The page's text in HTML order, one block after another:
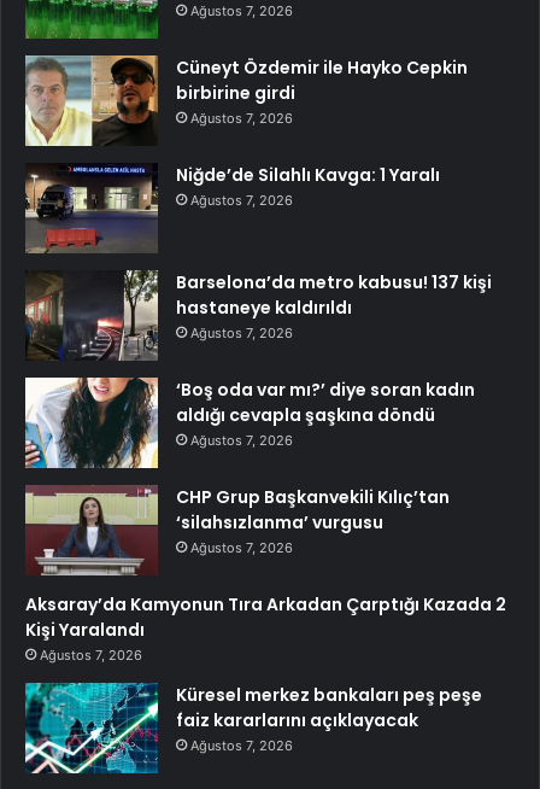
Ağustos 7, 2026
Cüneyt Özdemir ile Hayko Cepkin
birbirine girdi
Ağustos 7, 2026
Niğde’de Silahlı Kavga: 1 Yaralı
Ağustos 7, 2026
Barselona’da metro kabusu! 137 kişi
hastaneye kaldırıldı
Ağustos 7, 2026
‘Boş oda var mı?’ diye soran kadın
aldığı cevapla şaşkına döndü
Ağustos 7, 2026
CHP Grup Başkanvekili Kılıç’tan
‘silahsızlanma’ vurgusu
Ağustos 7, 2026
Aksaray’da Kamyonun Tıra Arkadan Çarptığı Kazada 2
Kişi Yaralandı
Ağustos 7, 2026
Küresel merkez bankaları peş peşe
faiz kararlarını açıklayacak
Ağustos 7, 2026